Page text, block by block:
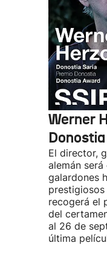
Werner
Donostia
El director,
alemán
galardones
recogerá el
del
al 26 de
última